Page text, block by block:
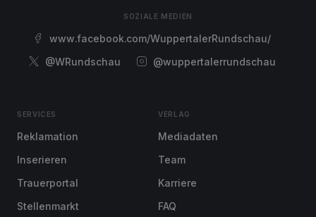
SOZIALE MEDIEN
www.facebook.com/WuppertalerRundschau/
@WRundschau
@wuppertalerrundschau
SERVICES
Reklamation
Inserieren
Trauerportal
Stellenmarkt
VERLAG
Mediadaten
Team
Karriere
FAQ